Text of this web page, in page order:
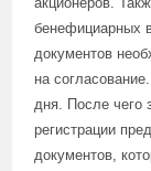
бенефициарных
документов
на
дня. После чего
регистрации
документов,